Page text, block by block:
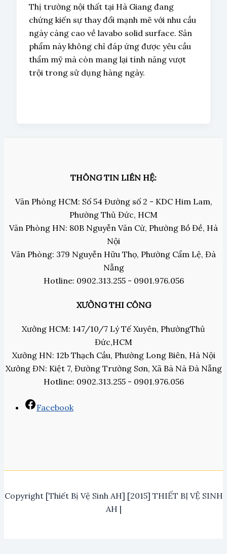
Thị trường nội thất tại Hà Giang đang
chứng kiến sự thay đổi mạnh mẽ với nhu cầu
ngày càng cao về lavabo solid surface. Sản
phẩm này không chỉ đáp ứng được yêu cầu
thẩm mỹ mà còn mang lại tính năng vượt
trội trong sử dụng hàng ngày.
THÔNG TIN LIÊN HỆ:
Văn Phòng HCM: Số 54 Đường số 2 - KDC Him Lam,
Phường Thủ Đức, HCM
Văn Phòng HN: 80B Nguyễn Văn Cừ, Phường Bồ Đề, Hà
Nội
Văn Phòng: 379 Nguyễn Hữu Thọ, Phường Cẩm Lệ, Đà
Nẵng
Hotline: 0902.313.255 - 0901.976.056
XƯỞNG THI CÔNG
Xưởng HCM: 147/10/7 Lý Tế Xuyên, PhườngThủ
Đức,HCM
Xưởng HN: 12b Thạch Cầu, Phường Long Biên, Hà Nội
Xưởng ĐN: Kiệt 7, Đường Trường Sơn, Xã Bà Nà Đà Nẵng
Hotline: 0902.313.255 - 0901.976.056
Facebook
Copyright [Thiết Bị Vệ Sinh AH] [2015] THIẾT BỊ VỆ SINH
AH |